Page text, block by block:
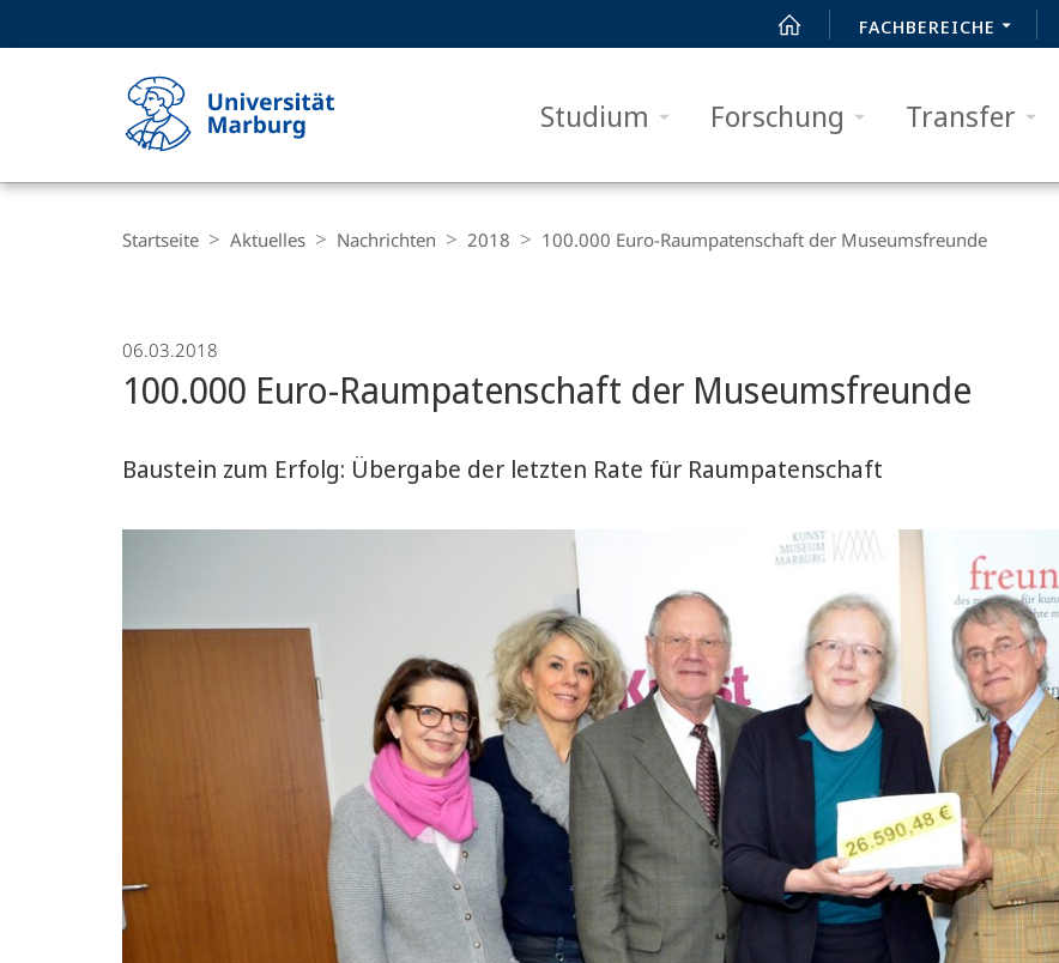
FACHBEREICHE
Studium Forschung Transfer
Philipps-
Marburg
Navigation
Startseite Aktuelles Nachrichten 2018 100.000 Euro-Raumpatenschaft der Museumsfreunde
06.03.2018
100.000 Euro-Raumpatenschaft der Museumsfreunde
Baustein zum Erfolg: Übergabe der letzten Rate für Raumpatenschaft